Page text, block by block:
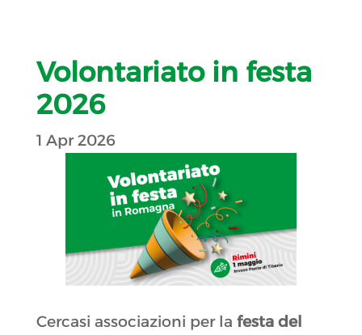
Volontariato in festa
2026
1 Apr 2026
Cercasi associazioni per la festa del